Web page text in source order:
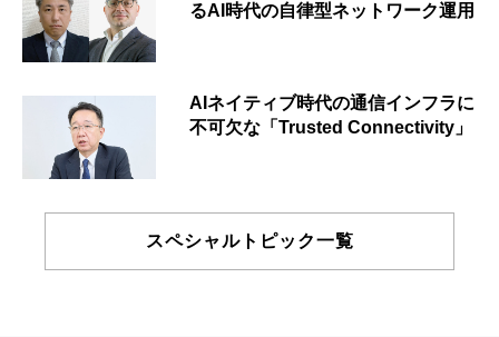
るAI時代の自律型ネットワーク運用
AIネイティブ時代の通信インフラに
不可欠な「Trusted Connectivity」
スペシャルトピック一覧